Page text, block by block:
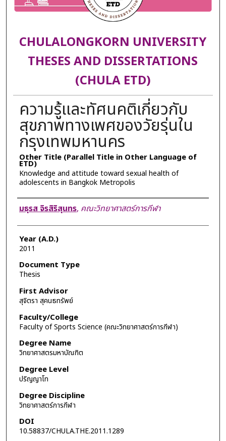
CHULALONGKORN UNIVERSITY
THESES AND DISSERTATIONS
(CHULA ETD)
ความรู้และทัศนคติเกี่ยวกับ
สุขภาพทางเพศของวัยรุ่นใน
กรุงเทพมหานคร
Other Title (Parallel Title in Other Language of
ETD)
Knowledge and attitude toward sexual health of
adolescents in Bangkok Metropolis
Author
มธุรส จิรสิริสุนทร, คณะวิทยาศาสตร์การกีฬา
Year (A.D.)
2011
Document Type
Thesis
First Advisor
สุจิตรา สุคนธทรัพย์
Faculty/College
Faculty of Sports Science (คณะวิทยาศาสตร์การกีฬา)
Degree Name
วิทยาศาสตรมหาบัณฑิต
Degree Level
ปริญญาโท
Degree Discipline
วิทยาศาสตร์การกีฬา
DOI
10.58837/CHULA.THE.2011.1289